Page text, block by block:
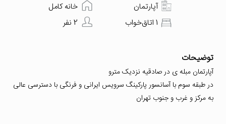
خانه کامل
آپارتمان
2 نفر
1 اتاق‌خواب
توضیحات
آپارتمان مبله ی در صادقیه نزدیک مترو
در طبقه سوم با آسانسور پارکینگ سرویس ایرانی و فرنگی با دسترسی عالی
به مرکز و غرب و جنوب تهران